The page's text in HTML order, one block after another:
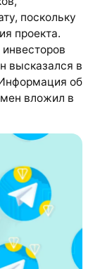
поскольку
проекта.
высказался в
об
вложил в